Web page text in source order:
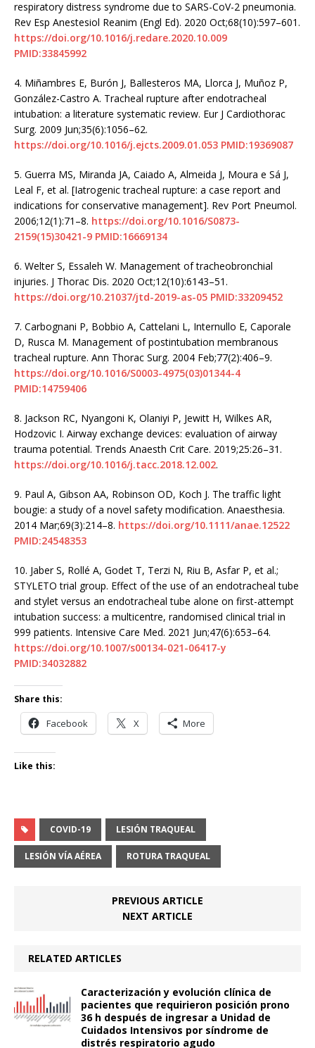
respiratory distress syndrome due to SARS-CoV-2 pneumonia.
Rev Esp Anestesiol Reanim (Engl Ed). 2020 Oct;68(10):597–601.
https://doi.org/10.1016/j.redare.2020.10.009
PMID:33845992
4. Miñambres E, Burón J, Ballesteros MA, Llorca J, Muñoz P,
González-Castro A. Tracheal rupture after endotracheal
intubation: a literature systematic review. Eur J Cardiothorac
Surg. 2009 Jun;35(6):1056–62.
https://doi.org/10.1016/j.ejcts.2009.01.053 PMID:19369087
5. Guerra MS, Miranda JA, Caiado A, Almeida J, Moura e Sá J,
Leal F, et al. [Iatrogenic tracheal rupture: a case report and
indications for conservative management]. Rev Port Pneumol.
2006;12(1):71–8. https://doi.org/10.1016/S0873-
2159(15)30421-9 PMID:16669134
6. Welter S, Essaleh W. Management of tracheobronchial
injuries. J Thorac Dis. 2020 Oct;12(10):6143–51.
https://doi.org/10.21037/jtd-2019-as-05 PMID:33209452
7. Carbognani P, Bobbio A, Cattelani L, Internullo E, Caporale
D, Rusca M. Management of postintubation membranous
tracheal rupture. Ann Thorac Surg. 2004 Feb;77(2):406–9.
https://doi.org/10.1016/S0003-4975(03)01344-4
PMID:14759406
8. Jackson RC, Nyangoni K, Olaniyi P, Jewitt H, Wilkes AR,
Hodzovic I. Airway exchange devices: evaluation of airway
trauma potential. Trends Anaesth Crit Care. 2019;25:26–31.
https://doi.org/10.1016/j.tacc.2018.12.002.
9. Paul A, Gibson AA, Robinson OD, Koch J. The traffic light
bougie: a study of a novel safety modification. Anaesthesia.
2014 Mar;69(3):214–8. https://doi.org/10.1111/anae.12522
PMID:24548353
10. Jaber S, Rollé A, Godet T, Terzi N, Riu B, Asfar P, et al.;
STYLETO trial group. Effect of the use of an endotracheal tube
and stylet versus an endotracheal tube alone on first-attempt
intubation success: a multicentre, randomised clinical trial in
999 patients. Intensive Care Med. 2021 Jun;47(6):653–64.
https://doi.org/10.1007/s00134-021-06417-y
PMID:34032882
Share this:
Facebook X More
Like this:
COVID-19 LESIÓN TRAQUEAL
LESIÓN VÍA AÉREA ROTURA TRAQUEAL
PREVIOUS ARTICLE
NEXT ARTICLE
RELATED ARTICLES
Caracterización y evolución clínica de
pacientes que requirieron posición prono
36 h después de ingresar a Unidad de
Cuidados Intensivos por síndrome de
distrés respiratorio agudo